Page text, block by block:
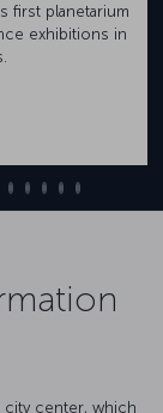
first planetarium
exhibitions in
city center, which